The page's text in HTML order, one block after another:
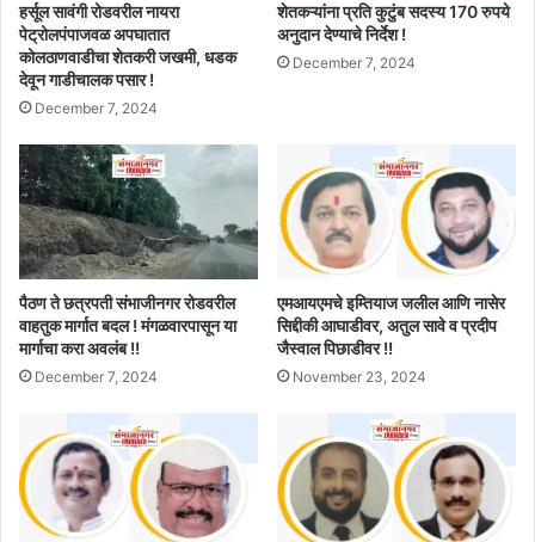
हर्सूल सावंगी रोडवरील नायरा
पेट्रोलपंपाजवळ अपघातात
कोलठाणवाडीचा शेतकरी जखमी, धडक
देवून गाडीचालक पसार !
December 7, 2024
शेतकऱ्यांना प्रति कुटुंब सदस्य 170 रुपये
अनुदान देण्याचे निर्देश !
December 7, 2024
पैठण ते छत्रपती संभाजीनगर रोडवरील
वाहतुक मार्गात बदल ! मंगळवारपासून या
मार्गाचा करा अवलंब !!
December 7, 2024
एमआयएमचे इम्तियाज जलील आणि नासेर
सिद्दीकी आघाडीवर, अतुल सावे व प्रदीप
जैस्वाल पिछाडीवर !!
November 23, 2024